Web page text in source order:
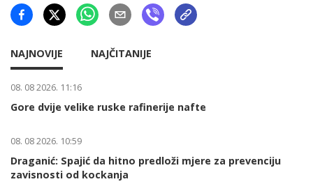
NAJNOVIJE NAJČITANIJE
08. 08 2026. 11:16
Gore dvije velike ruske rafinerije nafte
08. 08 2026. 10:59
Draganić: Spajić da hitno predloži mjere za prevenciju
zavisnosti od kockanja